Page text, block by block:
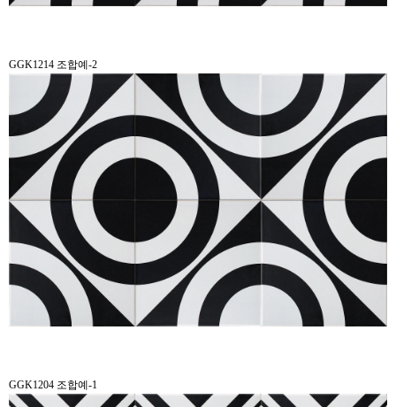
GGK1214 조합예-2
GGK1204 조합예-1